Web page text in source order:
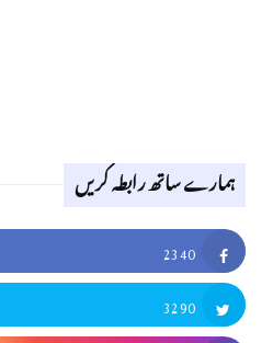
ہمارے ساتھ رابطہ کریں
2340
3290